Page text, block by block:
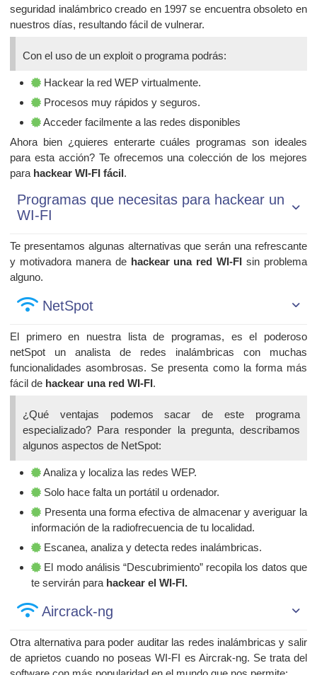
seguridad inalámbrico creado en 1997 se encuentra obsoleto en
nuestros días, resultando fácil de vulnerar.
Con el uso de un exploit o programa podrás:
Hackear la red WEP virtualmente.
Procesos muy rápidos y seguros.
Acceder facilmente a las redes disponibles
Ahora bien ¿quieres enterarte cuáles programas son ideales
para esta acción? Te ofrecemos una colección de los mejores
para hackear WI-FI fácil.
Programas que necesitas para hackear un
WI-FI
Te presentamos algunas alternativas que serán una refrescante
y motivadora manera de hackear una red WI-FI sin problema
alguno.
NetSpot
El primero en nuestra lista de programas, es el poderoso
netSpot un analista de redes inalámbricas con muchas
funcionalidades asombrosas. Se presenta como la forma más
fácil de hackear una red WI-FI.
¿Qué ventajas podemos sacar de este programa
especializado? Para responder la pregunta, describamos
algunos aspectos de NetSpot:
Analiza y localiza las redes WEP.
Solo hace falta un portátil u ordenador.
Presenta una forma efectiva de almacenar y averiguar la
información de la radiofrecuencia de tu localidad.
Escanea, analiza y detecta redes inalámbricas.
El modo análisis “Descubrimiento” recopila los datos que
te servirán para hackear el WI-FI.
Aircrack-ng
Otra alternativa para poder auditar las redes inalámbricas y salir
de aprietos cuando no poseas WI-FI es Aircrak-ng. Se trata del